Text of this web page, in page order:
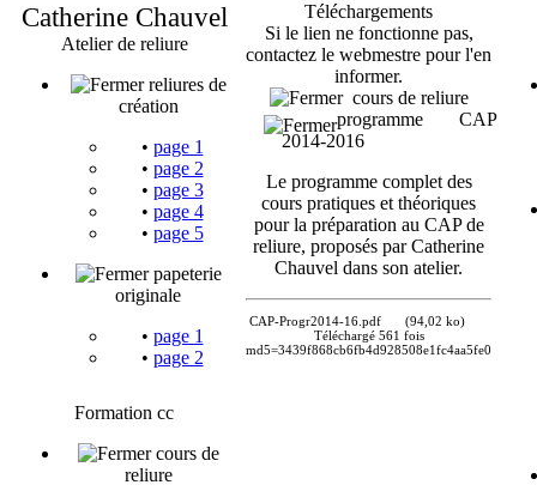
Catherine Chauvel
Atelier de reliure
reliures de
création
• page 1
• page 2
• page 3
• page 4
• page 5
papeterie
originale
• page 1
• page 2
Formation cc
cours de
reliure
Téléchargements
Si le lien ne fonctionne pas,
contactez le webmestre pour l'en
informer.
cours de reliure
programme CAP
2014-2016
Le programme complet des
cours pratiques et théoriques
pour la préparation au CAP de
reliure, proposés par Catherine
Chauvel dans son atelier.
CAP-Progr2014-16.pdf
(94,02 ko)
Téléchargé 561 fois
md5=3439f868cb6fb4d928508e1fc4aa5fe0